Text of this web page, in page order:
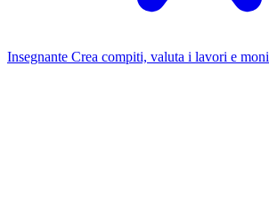
Insegnante Crea compiti, valuta i lavori e